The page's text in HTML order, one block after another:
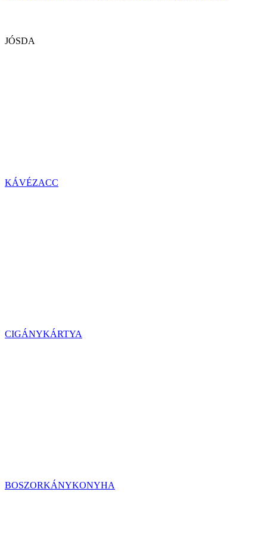
JÓSDA
KÁVÉZACC
CIGÁNYKÁRTYA
BOSZORKÁNYKONYHA